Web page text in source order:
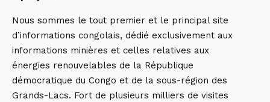
Nous sommes le tout premier et le principal site
d’informations congolais, dédié exclusivement aux
informations minières et celles relatives aux
énergies renouvelables de la République
démocratique du Congo et de la sous-région des
Grands-Lacs. Fort de plusieurs milliers de visites